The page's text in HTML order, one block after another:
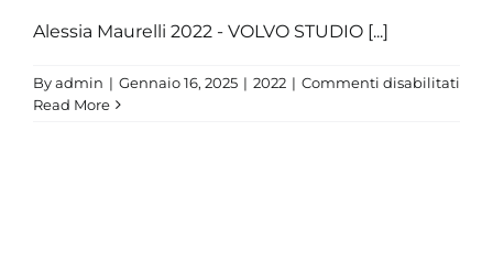
Alessia Maurelli 2022 - VOLVO STUDIO [...]
Byadmin | Gennaio 16, 2025 | 2022 | Commenti disabilitati
Read More